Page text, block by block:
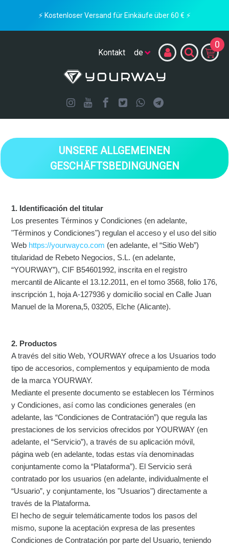
⚡ Kostenloser Versand für Einkäufe über 60 € ⚡
Kontakt
0
UNSERE ALLGEMEINEN
GESCHÄFTSBEDINGUNGEN
1. Identificación del titular
Los presentes Términos y Condiciones (en adelante,
"Términos y Condiciones") regulan el acceso y el uso del sitio
Web https://yourwayco.com (en adelante, el “Sitio Web”)
titularidad de Rebeto Negocios, S.L. (en adelante,
“YOURWAY”), CIF B54601992, inscrita en el registro
mercantil de Alicante el 13.12.2011, en el tomo 3568, folio 176,
inscripción 1, hoja A-127936 y domicilio social en Calle Juan
Manuel de la Morena,5, 03205, Elche (Alicante).
2. Productos
A través del sitio Web, YOURWAY ofrece a los Usuarios todo
tipo de accesorios, complementos y equipamiento de moda
de la marca YOURWAY.
Mediante el presente documento se establecen los Términos
y Condiciones, así como las condiciones generales (en
adelante, las “Condiciones de Contratación”) que regula las
prestaciones de los servicios ofrecidos por YOURWAY (en
adelante, el “Servicio”), a través de su aplicación móvil,
página web (en adelante, todas estas vía denominadas
conjuntamente como la “Plataforma”). El Servicio será
contratado por los usuarios (en adelante, individualmente el
“Usuario”, y conjuntamente, los "Usuarios") directamente a
través de la Plataforma.
El hecho de seguir telemáticamente todos los pasos del
mismo, supone la aceptación expresa de las presentes
Condiciones de Contratación por parte del Usuario, teniendo